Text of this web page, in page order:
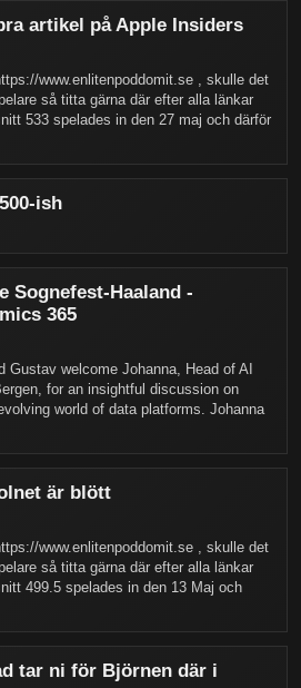
artikel på Apple Insiders
www.enlitenpoddomit.se , skulle det
så titta gärna där efter alla länkar
533 spelades in den 27 maj och därför
ish
Sognefest-Haaland -
365
Gustav welcome Johanna, Head of AI
for an insightful discussion on
world of data platforms. Johanna
är blött
www.enlitenpoddomit.se , skulle det
så titta gärna där efter alla länkar
499.5 spelades in den 13 Maj och
tar ni för Björnen där i